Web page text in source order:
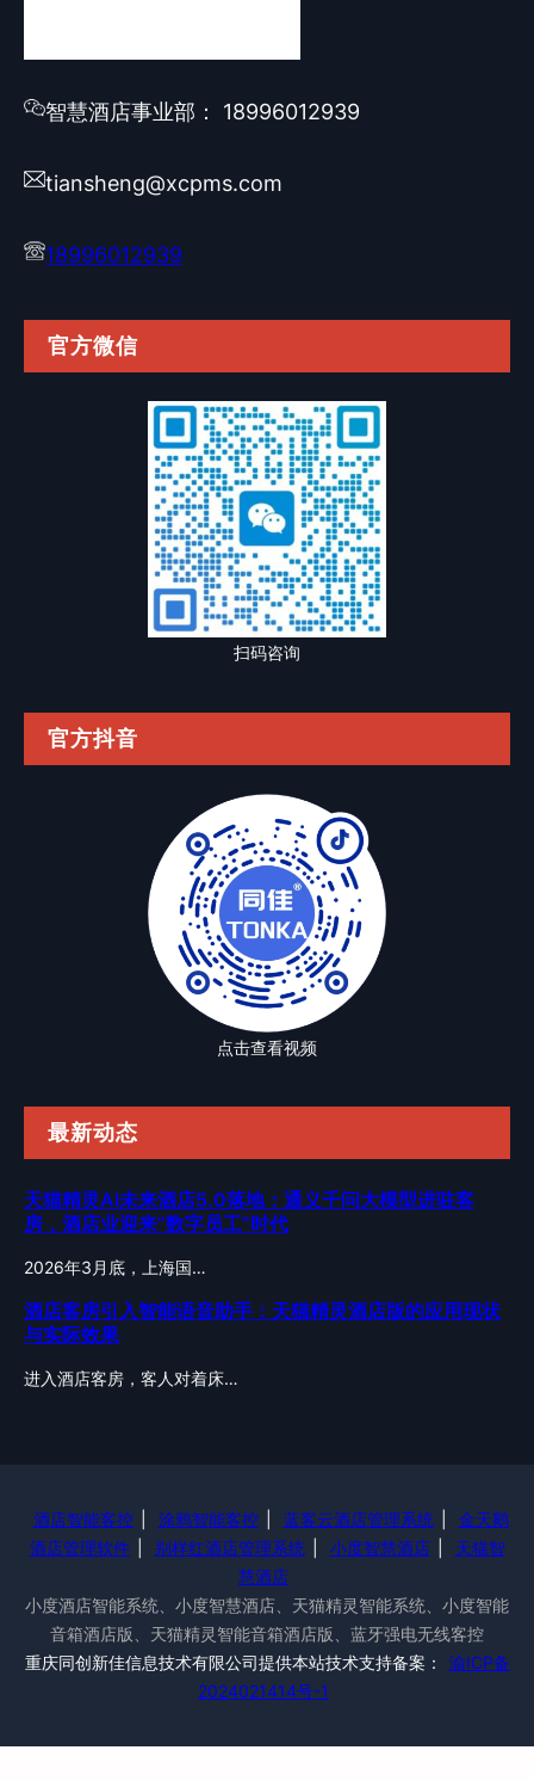
智慧酒店事业部： 18996012939
tiansheng@xcpms.com
18996012939
官方微信
扫码咨询
官方抖音
点击查看视频
最新动态
天猫精灵AI未来酒店5.0落地：通义千问大模型进驻客
房，酒店业迎来”数字员工”时代
2026年3月底，上海国…
酒店客房引入智能语音助手：天猫精灵酒店版的应用现状
与实际效果
进入酒店客房，客人对着床…
酒店智能客控 涂鸦智能客控 蓝客云酒店管理系统
金天鹅
酒店管理软件
别样红酒店管理系统 小度智慧酒店
天猫智
慧酒店
小度酒店智能系统、小度智慧酒店、天猫精灵智能系统、小度智能
音箱酒店版、天猫精灵智能音箱酒店版、蓝牙强电无线客控
重庆同创新佳信息技术有限公司提供本站技术支持备案：
渝ICP备
2024021414号-1